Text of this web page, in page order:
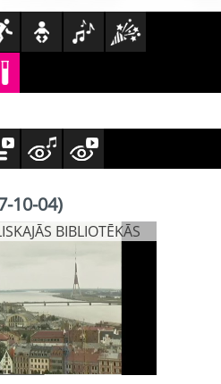
10-04)
BIBLIOTĒKĀS